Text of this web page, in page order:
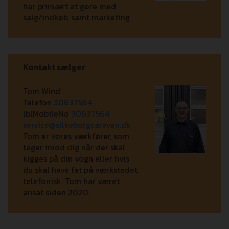
har primært at gøre med
salg/indkøb, samt marketing
Kontakt sælger
Tom Wind
Telefon 30637564
lblMobileNo 30637564
service@silkeborgcaravan.dk
Tom er vores værkfører, som
tager imod dig når der skal
kigges på din vogn eller hvis
du skal have fat på værkstedet
telefonisk. Tom har været
ansat siden 2020.